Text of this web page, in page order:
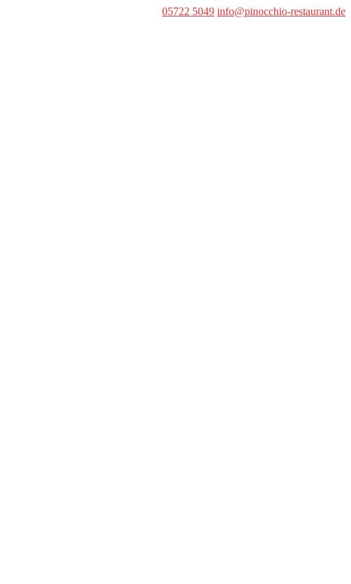
05722 5049 info@pinocchio-restaurant.de